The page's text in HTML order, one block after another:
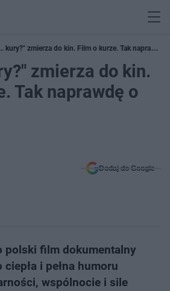
kury?" zmierza do kin. Film o kurze. Tak naprawdę
zmierza do kin.
Tak naprawdę o
Dodaj do Google
polski film dokumentalny
i pełna humoru
wspólnocie i sile